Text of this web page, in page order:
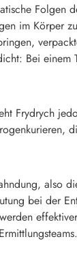
Folgen
im Körper
Bei einem
Frydrych
also
bei der